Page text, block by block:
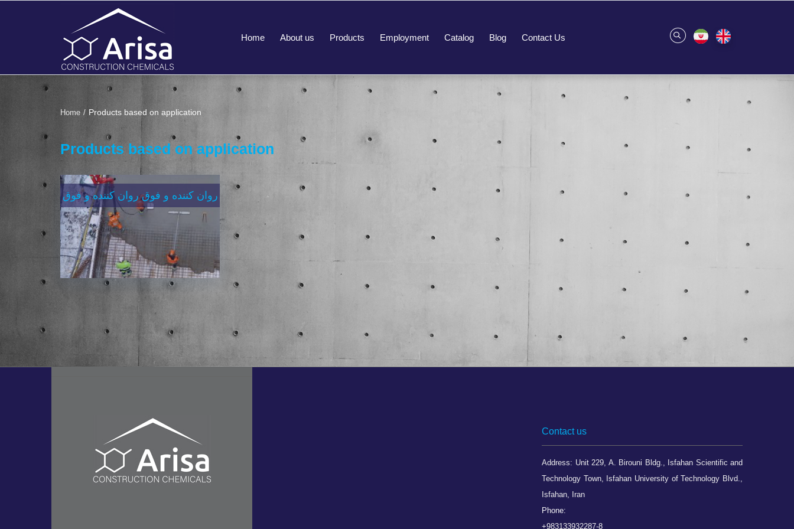
Home About us Products Employment Catalog Blog Contact Us
Home Products based on application
Products based on application
روان کننده و فوق روان کننده و فوق
کاهنده های آب بتن
مناسب بتن های با عیار سیمان 400-350
عیار سیمان به پائین 350 350-400 400
به بالا مقاومت C25...
Contact us
Address: Unit 229, A. Birouni Bldg., Isfahan Scientific and
Technology Town, Isfahan University of Technology Blvd.,
Isfahan, Iran
Phone:
+983133932287-8